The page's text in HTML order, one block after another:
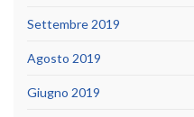
Settembre 2019
Agosto 2019
Giugno 2019